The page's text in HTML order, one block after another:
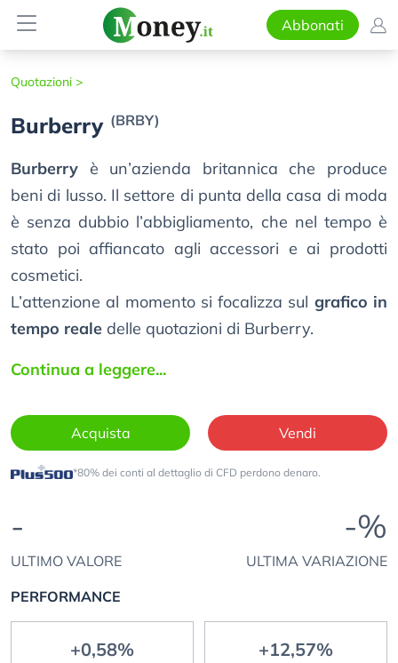
Abbonati
Quotazioni >
Burberry (BRBY)
Burberry è un’azienda britannica che produce
beni di lusso. Il settore di punta della casa di moda
è senza dubbio l’abbigliamento, che nel tempo è
stato poi affiancato agli accessori e ai prodotti
cosmetici.
L’attenzione al momento si focalizza sul grafico in
tempo reale delle quotazioni di Burberry.
Continua a leggere...
Acquista Vendi
*80% dei conti al dettaglio di CFD perdono denaro.
-
ULTIMO VALORE
-%
ULTIMA VARIAZIONE
PERFORMANCE
+0,58% +12,57%